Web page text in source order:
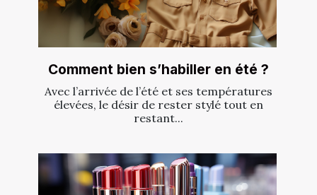
Comment bien s’habiller en été ?
Avec l’arrivée de l’été et ses températures
élevées, le désir de rester stylé tout en
restant...